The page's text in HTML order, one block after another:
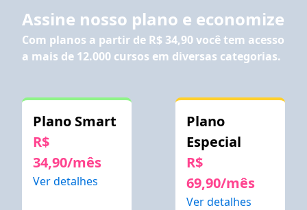
Assine nosso plano e economize
Com planos a partir de R$ 34,90você tem acesso
a mais de 12.000 cursos em diversas categorias.
Plano Smart
R$
34,90/mês
Ver detalhes
Plano
Especial
R$
69,90/mês
Ver detalhes